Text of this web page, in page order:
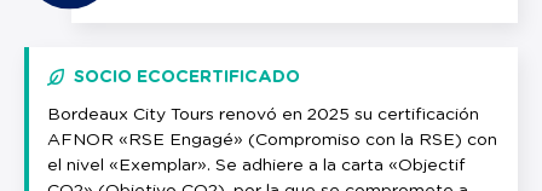
SOCIO ECOCERTIFICADO
Bordeaux City Tours renovó en 2025 su certificación
AFNOR «RSE Engagé» (Compromiso con la RSE) con
el nivel «Exemplar». Se adhiere a la carta «Objectif